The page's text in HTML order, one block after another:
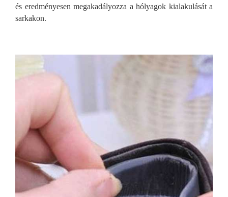
és eredményesen megakadályozza a hólyagok kialakulását a
sarkakon.